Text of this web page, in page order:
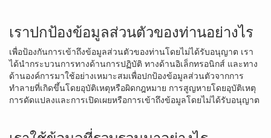
เราปกป้องข้อมูลส่วนตัวของท่านอย่างไร
เพื่อป้องกันการเข้าถึงข้อมูลส่วนตัวของท่านโดยไม่ได้รับอนุญาต เรา
ได้นำกระบวนการทางด้านการปฏิบัติ ทางด้านอิเล็กทรอนิกส์ และทาง
ด้านองค์การมาใช้อย่างเหมาะสมเพื่อปกป้องข้อมูลส่วนตัวจากการ
ทำลายที่เกิดขึ้นโดยอุบัติเหตุหรือผิดกฎหมาย การสูญหายโดยอุบัติเหตุ
การดัดแปลงและการเปิดเผยหรือการเข้าถึงข้อมูลโดยไม่ได้รับอนุญาต